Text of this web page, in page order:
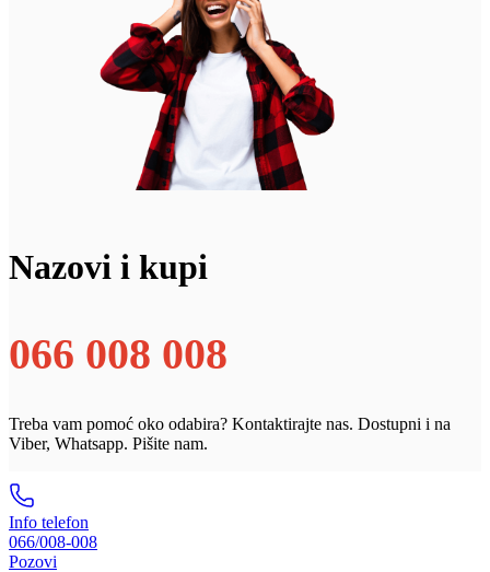
Nazovi i kupi
066 008 008
Treba vam pomoć oko odabira? Kontaktirajte nas. Dostupni i na
Viber, Whatsapp. Pišite nam.
Info telefon
066/008-008
Pozovi